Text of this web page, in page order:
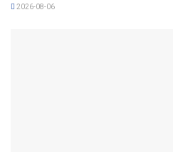
2026-08-06